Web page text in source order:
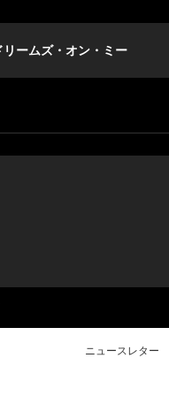
ームズ・オン・ミー
ニュースレター